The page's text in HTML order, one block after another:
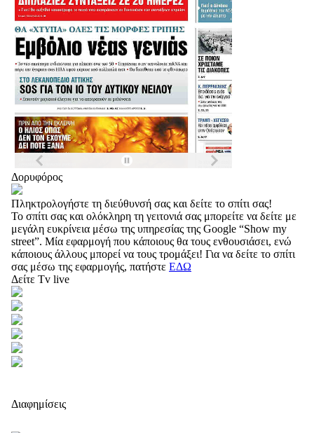
Δορυφόρος
Πληκτρολογήστε τη διεύθυνσή σας και δείτε το σπίτι σας!
Το σπίτι σας και ολόκληρη τη γειτονιά σας μπορείτε να δείτε με
μεγάλη ευκρίνεια μέσω της υπηρεσίας της Google “Show my
street”. Μία εφαρμογή που κάποιους θα τους ενθουσιάσει, ενώ
κάποιους άλλους μπορεί να τους τρομάξει! Για να δείτε το σπίτι
σας μέσω της εφαρμογής, πατήστε ΕΔΩ
Δείτε Tv live
Διαφημίσεις